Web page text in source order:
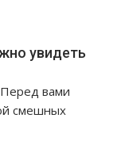
увидеть
вами
смешных